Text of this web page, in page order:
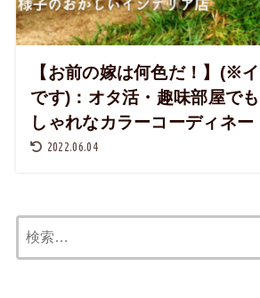
【お前の嫁は何色だ！】(※
です)：オタ活・趣味部屋で
しゃれなカラーコーディネー
2022.06.04
索: